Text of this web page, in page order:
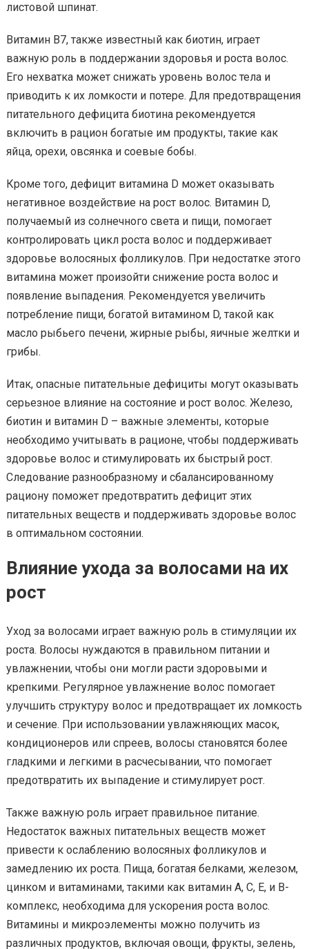
листовой шпинат.
Витамин В7, также известный как биотин, играет
важную роль в поддержании здоровья и роста волос.
Его нехватка может снижать уровень волос тела и
приводить к их ломкости и потере. Для предотвращения
питательного дефицита биотина рекомендуется
включить в рацион богатые им продукты, такие как
яйца, орехи, овсянка и соевые бобы.
Кроме того, дефицит витамина D может оказывать
негативное воздействие на рост волос. Витамин D,
получаемый из солнечного света и пищи, помогает
контролировать цикл роста волос и поддерживает
здоровье волосяных фолликулов. При недостатке этого
витамина может произойти снижение роста волос и
появление выпадения. Рекомендуется увеличить
потребление пищи, богатой витамином D, такой как
масло рыбьего печени, жирные рыбы, яичные желтки и
грибы.
Итак, опасные питательные дефициты могут оказывать
серьезное влияние на состояние и рост волос. Железо,
биотин и витамин D – важные элементы, которые
необходимо учитывать в рационе, чтобы поддерживать
здоровье волос и стимулировать их быстрый рост.
Следование разнообразному и сбалансированному
рациону поможет предотвратить дефицит этих
питательных веществ и поддерживать здоровье волос
в оптимальном состоянии.
Влияние ухода за волосами на их
рост
Уход за волосами играет важную роль в стимуляции их
роста. Волосы нуждаются в правильном питании и
увлажнении, чтобы они могли расти здоровыми и
крепкими. Регулярное увлажнение волос помогает
улучшить структуру волос и предотвращает их ломкость
и сечение. При использовании увлажняющих масок,
кондиционеров или спреев, волосы становятся более
гладкими и легкими в расчесывании, что помогает
предотвратить их выпадение и стимулирует рост.
Также важную роль играет правильное питание.
Недостаток важных питательных веществ может
привести к ослаблению волосяных фолликулов и
замедлению их роста. Пища, богатая белками, железом,
цинком и витаминами, такими как витамин А, C, E, и B-
комплекс, необходима для ускорения роста волос.
Витамины и микроэлементы можно получить из
различных продуктов, включая овощи, фрукты, зелень,